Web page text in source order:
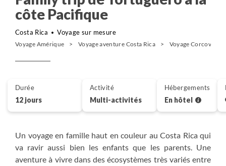
côte Pacifique
Costa Rica Voyage sur mesure
Voyage Amérique Voyage aventure Costa Rica Voyage Corcovado
Un voyage en famille haut en couleur au Costa Rica qui
va ravir aussi bien les enfants que les parents. Une
aventure à vivre dans des écosystèmes très variés entre
Durée
12 jours
Activité
Multi-activités
Hébergements
En hôtel